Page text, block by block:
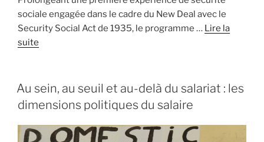
sociale engagée dans le cadre du New Deal avec le
Security Social Act de 1935, le programme … Lire la
suite
Au sein, au seuil et au-delà du salariat : les
dimensions politiques du salaire